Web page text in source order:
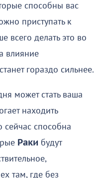
способны вас
приступать к
всего делать это во
влияние
гораздо сильнее.
может стать ваша
находить
сейчас способна
Раки будут
там, где без